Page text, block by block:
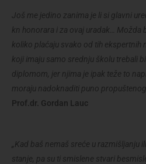
Još me jedino zanima je li si glavni
kn honorara i za ovaj uradak…
koliko plaćaju svako od tih ekspertnih
koji imaju samo srednju školu trebali
diplomom, jer njima je ipak teže to
moraju nadoknaditi puno
Prof.dr. Gordan Lauc
„Kad baš nemaš sreće u razmišljanju
stanje, pa su ti smislene stvari